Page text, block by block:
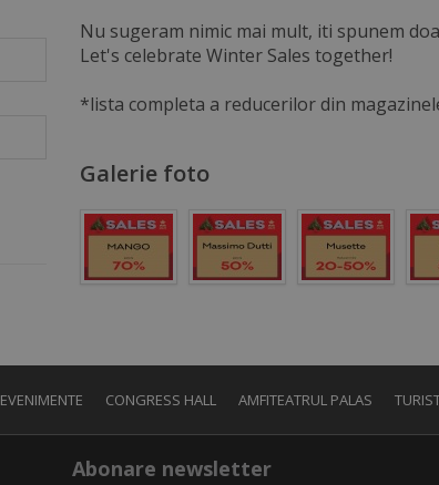
Nu sugeram nimic mai mult, iti spunem
Let's celebrate Winter Sales together!
*lista completa a reducerilor din
Galerie foto
EVENIMENTE CONGRESS HALL AMFITEATRUL PALAS
Abonare newsletter